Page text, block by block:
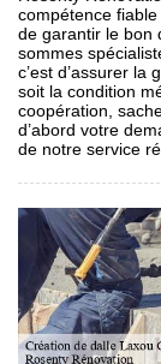
compétence
de garantir le bon
sommes
c’est d’assurer
soit la condition
coopération,
d’abord votre
de notre service